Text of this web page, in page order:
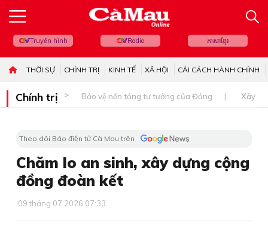
Truyền hình Radio ភាសាខ្មែរ
THỜI SỰ CHÍNH TRỊ KINH TẾ XÃ HỘI CẢI CÁCH HÀNH CHÍNH
Chính trị Bảo vệ nền tảng tư tưởng của Đảng Xây
Theo dõi Báo điện tử Cà Mau trên
Chăm lo an sinh, xây dựng cộng
đồng đoàn kết
09 tháng 07 2026 07:33